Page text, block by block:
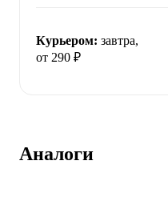
Курьером: завтра,
от 290 ₽
Аналоги